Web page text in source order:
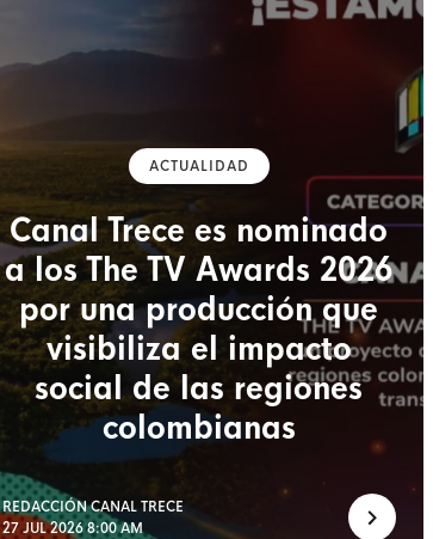
ACTUALIDAD
Canal Trece es nominado
a los The TV Awards 2026
por una producción que
visibiliza el impacto
social de las regiones
colombianas
REDACCIÓN CANAL TRECE
27 JUL 2026 8:00 AM